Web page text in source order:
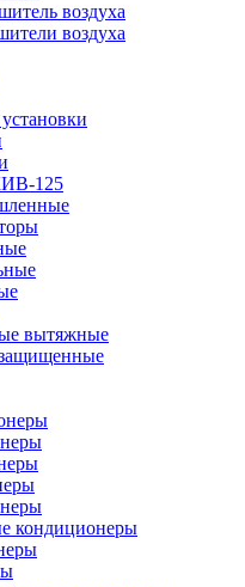
воздуха
воздуха
125
вытяжные
кондиционеры